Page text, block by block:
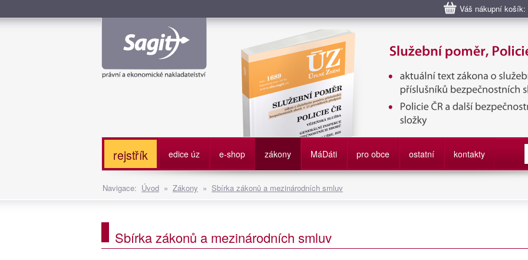
Váš nákupní
Služební poměr příslušníků bezpečnostních sborů, Policie ČR, Vězeňská
služby
rejstřík edice úz e-shop zákony MáDáti pro obce ostatní kontakty
Navigace: Úvod » Zákony » Sbírka zákonů a mezinárodních smluv
Sbírka zákonů a mezinárodních smluv